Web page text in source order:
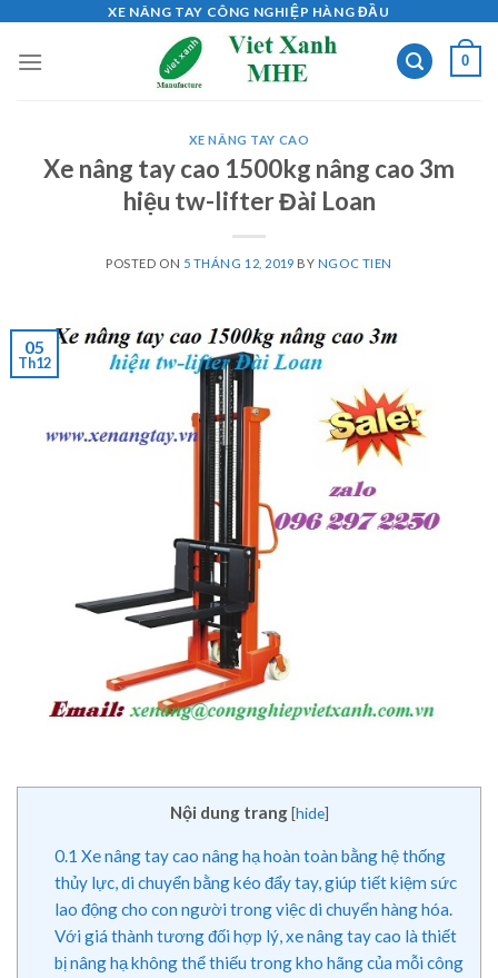
content
XE NÂNG TAY CÔNG NGHIỆP HÀNG ĐẦU
0
XE NÂNG TAY CAO
Xe nâng tay cao 1500kg nâng cao 3m
hiệu tw-lifter Đài Loan
POSTED ON 5 THÁNG 12, 2019 BY NGOC TIEN
05
Th12
Nội dung trang [hide]
0.1 Xe nâng tay cao nâng hạ hoàn toàn bằng hệ thống
thủy lực, di chuyển bằng kéo đẩy tay, giúp tiết kiệm sức
lao động cho con người trong việc di chuyển hàng hóa.
Với giá thành tương đối hợp lý, xe nâng tay cao là thiết
bị nâng hạ không thể thiếu trong kho hãng của mỗi công